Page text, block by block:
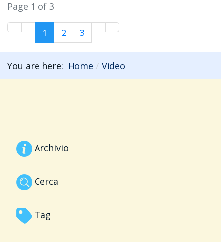
Page 1 of 3
1 2 3
You are here: Home Video
Archivio
Cerca
Tag